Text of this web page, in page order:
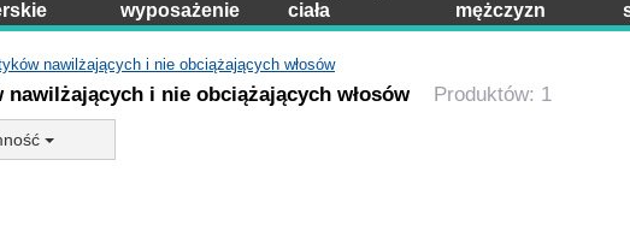
wyposażenie
ciała
mężczyzn
nawilżających i nie obciążających włosów
i nie obciążających włosów Produktów: 1